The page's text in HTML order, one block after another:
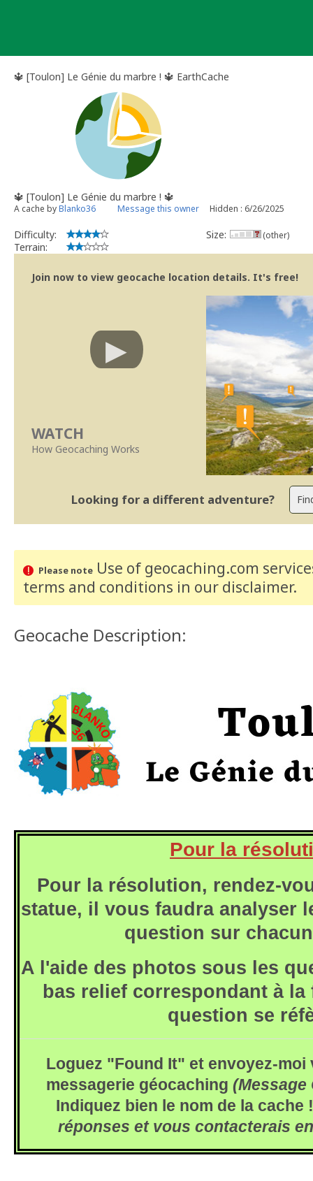
​🔱 [Toulon] Le Génie du marbre ! ​🔱 EarthCache
​🔱 [Toulon] Le Génie du marbre ! ​🔱
A cache byBlanko36 Message this owner Hidden : 6/26/2025
Difficulty:
Terrain:
Size: (other)
Join now to view geocache location details. It's free!
WATCH
How Geocaching Works
Looking for a different adventure?
Please noteUse of geocaching.com
terms and conditions in our disclaimer.
Geocache Description:
Pour la
Pour la résolution, rendez-
statue, il vous faudra analyser
question sur
A l'aide des photos sous les
bas relief correspondant à la
question se
Loguez "Found It" et envoyez-moi
messagerie géocaching
Indiquez bien le nom de la cache
réponses et vous contacterais